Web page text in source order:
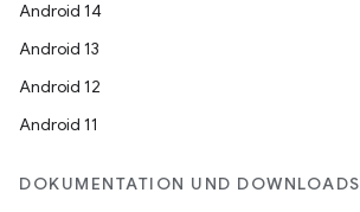
Android 14
Android 13
Android 12
Android 11
DOKUMENTATION UND DOWNLOADS